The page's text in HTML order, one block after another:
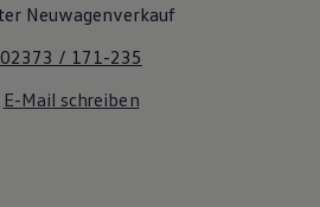
Neuwagenverkauf
02373 / 171-235
E-Mail schreiben